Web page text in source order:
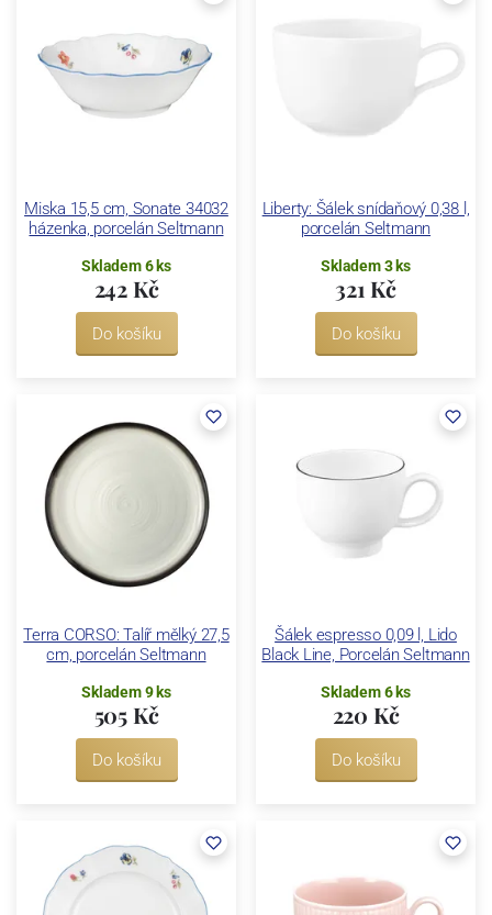
Miska 15,5 cm, Sonate 34032
házenka, porcelán Seltmann
Skladem 6 ks
242 Kč
Do košíku
Liberty: Šálek snídaňový 0,38 l,
porcelán Seltmann
Skladem 3 ks
321 Kč
Do košíku
Terra CORSO: Talíř mělký 27,5
cm, porcelán Seltmann
Skladem 9 ks
505 Kč
Do košíku
Šálek espresso 0,09 l, Lido
Black Line, Porcelán Seltmann
Skladem 6 ks
220 Kč
Do košíku